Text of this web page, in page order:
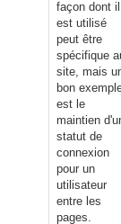
façon dont il
est utilisé
peut être
spécifique
site, mais
bon
est le
maintien
statut de
connexion
pour un
utilisateur
entre les
pages.